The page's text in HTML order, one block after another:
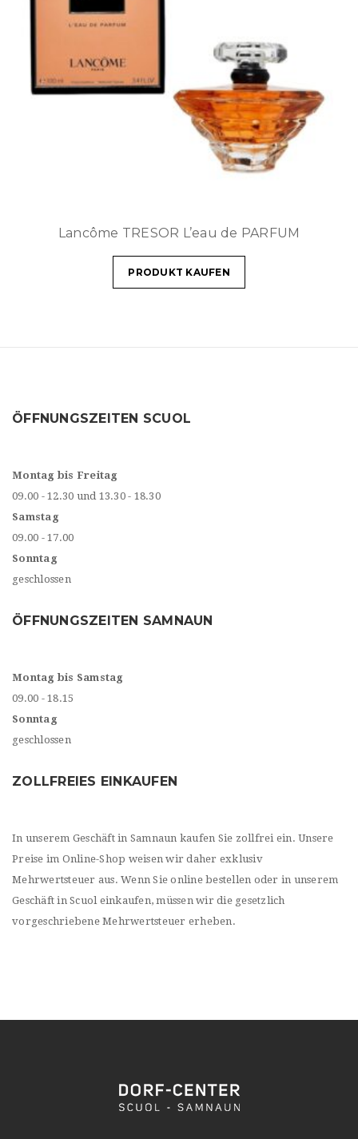
Lancôme TRESOR L’eau de PARFUM
PRODUKT KAUFEN
ÖFFNUNGSZEITEN SCUOL
Montag bis Freitag
09.00 - 12.30 und 13.30 - 18.30
Samstag
09.00 - 17.00
Sonntag
geschlossen
ÖFFNUNGSZEITEN SAMNAUN
Montag bis Samstag
09.00 - 18.15
Sonntag
geschlossen
ZOLLFREIES EINKAUFEN
In unserem Geschäft in Samnaun kaufen Sie zollfrei ein. Unsere
Preise im Online-Shop weisen wir daher exklusiv
Mehrwertsteuer aus. Wenn Sie online bestellen oder in unserem
Geschäft in Scuol einkaufen, müssen wir die gesetzlich
vorgeschriebene Mehrwertsteuer erheben.